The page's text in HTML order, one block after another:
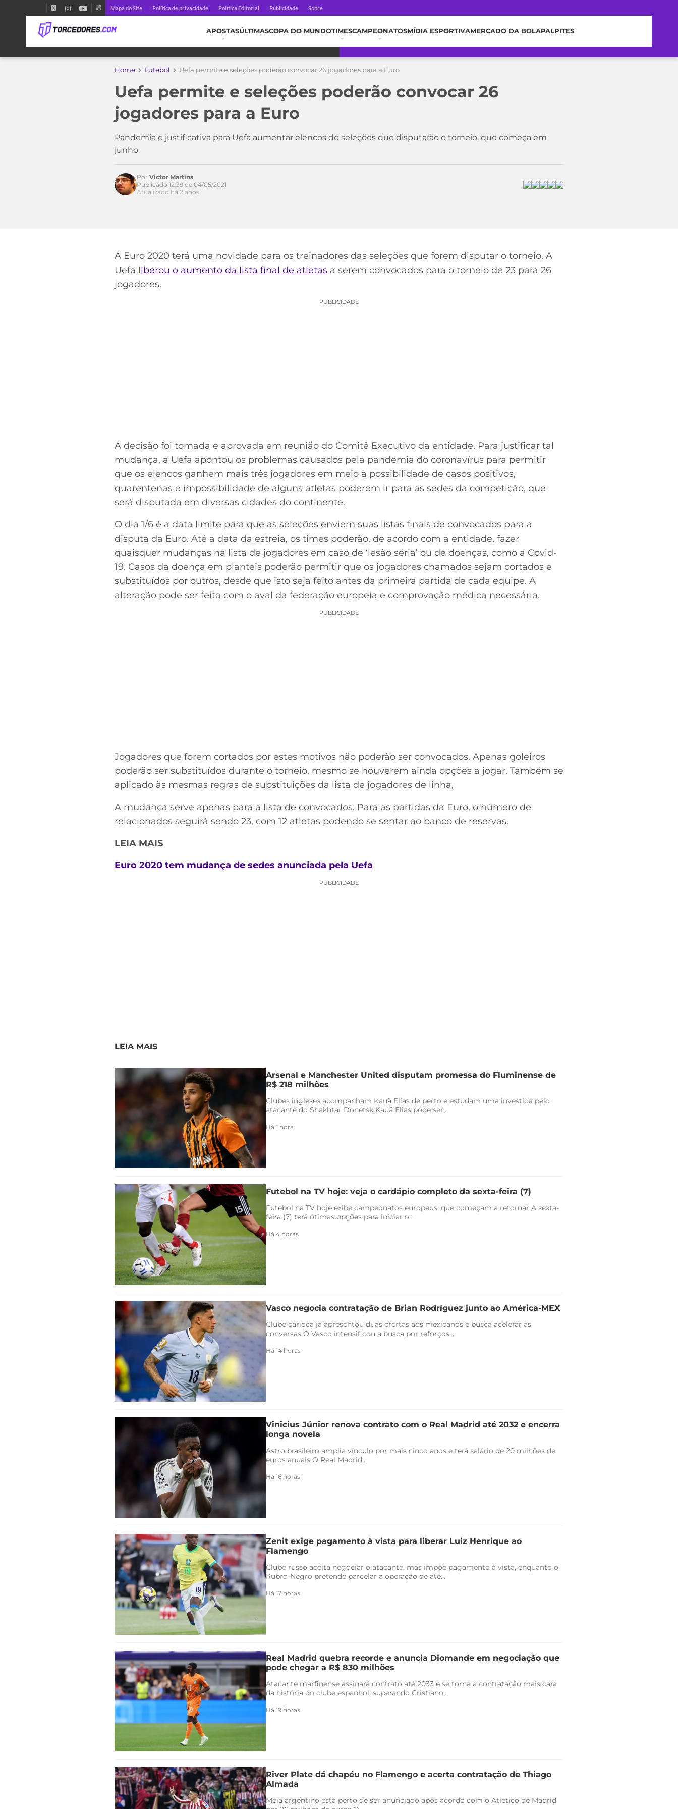
Mapa do Site Política de privacidade Política Editorial Publicidade Sobre
APOSTASÚLTIMASCOPA DO MUNDOTIMESCAMPEONATOSMÍDIA ESPORTIVAMERCADO DA BOLAPALPITES
Home Futebol Uefa permite e seleções poderão convocar 26 jogadores para a Euro
Uefa permite e seleções poderão convocar 26
jogadores para a Euro
Pandemia é justificativa para Uefa aumentar elencos de seleções que disputarão o torneio, que começa em
junho
Acesse o perfil do autor
Por Victor Martins
Publicado 12:39 de 04/05/2021
Atualizado há 2 anos
A Euro 2020 terá uma novidade para os treinadores das seleções que forem disputar o torneio. A
Uefa liberou o aumento da lista final de atletas a serem convocados para o torneio de 23 para 26
jogadores.
PUBLICIDADE
A decisão foi tomada e aprovada em reunião do Comitê Executivo da entidade. Para justificar tal
mudança, a Uefa apontou os problemas causados pela pandemia do coronavírus para permitir
que os elencos ganhem mais três jogadores em meio à possibilidade de casos positivos,
quarentenas e impossibilidade de alguns atletas poderem ir para as sedes da competição, que
será disputada em diversas cidades do continente.
O dia 1/6 é a data limite para que as seleções enviem suas listas finais de convocados para a
disputa da Euro. Até a data da estreia, os times poderão, de acordo com a entidade, fazer
quaisquer mudanças na lista de jogadores em caso de ‘lesão séria’ ou de doenças, como a Covid-
19. Casos da doença em planteis poderão permitir que os jogadores chamados sejam cortados e
substituídos por outros, desde que isto seja feito antes da primeira partida de cada equipe. A
alteração pode ser feita com o aval da federação europeia e comprovação médica necessária.
PUBLICIDADE
Jogadores que forem cortados por estes motivos não poderão ser convocados. Apenas goleiros
poderão ser substituídos durante o torneio, mesmo se houverem ainda opções a jogar. Também se
aplicado às mesmas regras de substituições da lista de jogadores de linha,
A mudança serve apenas para a lista de convocados. Para as partidas da Euro, o número de
relacionados seguirá sendo 23, com 12 atletas podendo se sentar ao banco de reservas.
LEIA MAIS
Euro 2020 tem mudança de sedes anunciada pela Uefa
PUBLICIDADE
LEIA MAIS
Arsenal e Manchester United disputam promessa do Fluminense de
R$ 218 milhões
Clubes ingleses acompanham Kauã Elias de perto e estudam uma investida pelo
atacante do Shakhtar Donetsk Kauã Elias pode ser...
Há 1 hora
Futebol na TV hoje: veja o cardápio completo da sexta-feira (7)
Futebol na TV hoje exibe campeonatos europeus, que começam a retornar A sexta-
feira (7) terá ótimas opções para iniciar o...
Há 4 horas
Vasco negocia contratação de Brian Rodríguez junto ao América-MEX
Clube carioca já apresentou duas ofertas aos mexicanos e busca acelerar as
conversas O Vasco intensificou a busca por reforços...
Há 14 horas
Vinicius Júnior renova contrato com o Real Madrid até 2032 e encerra
longa novela
Astro brasileiro amplia vínculo por mais cinco anos e terá salário de 20 milhões de
euros anuais O Real Madrid...
Há 16 horas
Zenit exige pagamento à vista para liberar Luiz Henrique ao
Flamengo
Clube russo aceita negociar o atacante, mas impõe pagamento à vista, enquanto o
Rubro-Negro pretende parcelar a operação de até...
Há 17 horas
Real Madrid quebra recorde e anuncia Diomande em negociação que
pode chegar a R$ 830 milhões
Atacante marfinense assinará contrato até 2033 e se torna a contratação mais cara
da história do clube espanhol, superando Cristiano...
Há 19 horas
River Plate dá chapéu no Flamengo e acerta contratação de Thiago
Almada
Meia argentino está perto de ser anunciado após acordo com o Atlético de Madrid